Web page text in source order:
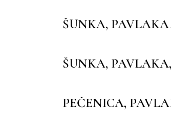
ŠUNKA, PAVLAKA
ŠUNKA,
PEČENICA,